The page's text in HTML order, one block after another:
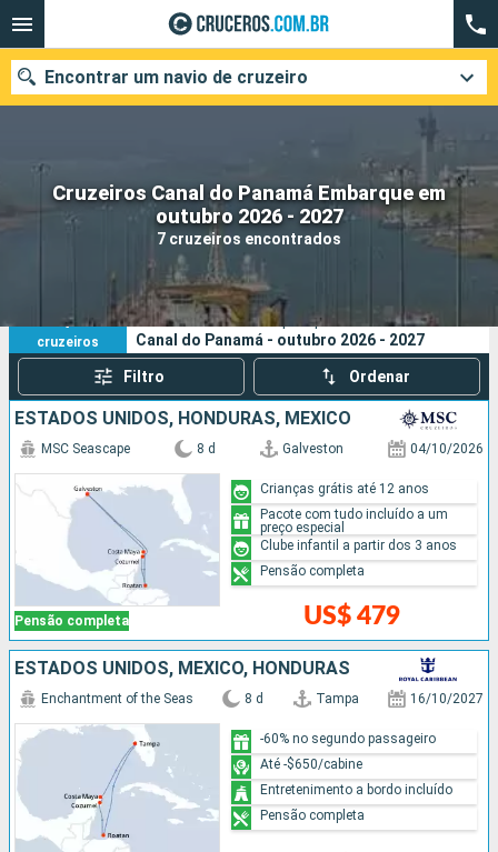
Cruzeiros Canal do Panamá Embarque em
outubro 2026 - 2027
7 cruzeiros encontrados
Encontrar um navio de cruzeiro
Quando ir?
Data de partida
Pesquisar
7
cruzeiros
Os seus critérios de pesquisa:
Canal do Panamá - outubro 2026 - 2027
Filtro Ordenar
ESTADOS UNIDOS, HONDURAS, MÉXICO
Pensão completa
MSC Seascape 8 d Galveston 04/10/2026
US$ 479
Crianças grátis até 12 anos
Pacote com tudo incluído a um
preço especial
Clube infantil a partir dos 3 anos
Pensão completa
ESTADOS UNIDOS, MÉXICO, HONDURAS
Enchantment of the Seas 8 d Tampa 16/10/2027
-60% no segundo passageiro
Até -$650/cabine
Entretenimento a bordo incluído
Pensão completa